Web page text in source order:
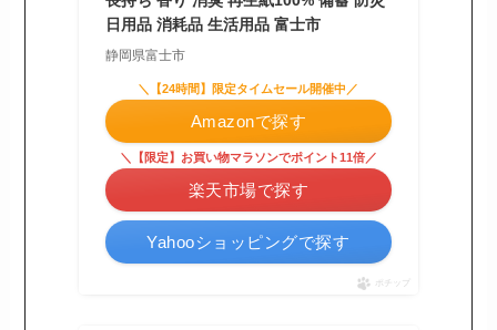
日用品 消耗品 生活用品 富士市
静岡県富士市
＼【24時間】限定タイムセール開催中／
Amazonで探す
＼【限定】お買い物マラソンでポイント11倍／
楽天市場で探す
Yahooショッピングで探す
ポチップ